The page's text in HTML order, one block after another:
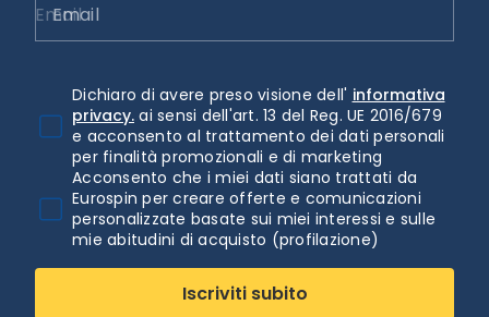
Email
Dichiaro di avere preso visione dell' informativa
privacy. ai sensi dell'art. 13 del Reg. UE 2016/679
e acconsento al trattamento dei dati personali
per finalità promozionali e di marketing
Acconsento che i miei dati siano trattati da
Eurospin per creare offerte e comunicazioni
personalizzate basate sui miei interessi e sulle
mie abitudini di acquisto (profilazione)
Iscriviti subito